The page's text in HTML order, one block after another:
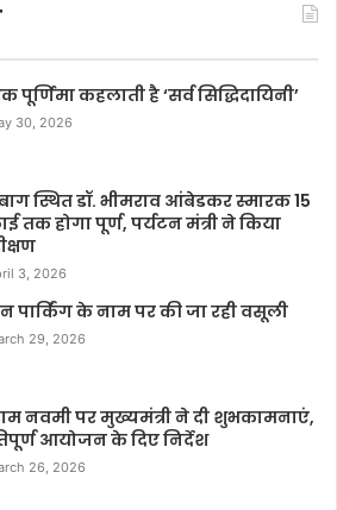
पूर्णिमा कहलाती है ‘सर्व सिद्धिदायिनी’
30, 2026
स्थित डॉ. भीमराव आंबेडकर स्मारक 15
तक होगा पूर्ण, पर्यटन मंत्री ने किया
3, 2026
पार्किंग के नाम पर की जा रही वसूली
29, 2026
नवमी पर मुख्यमंत्री ने दी शुभकामनाएं,
आयोजन के दिए निर्देश
26, 2026